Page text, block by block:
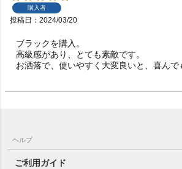
購入者
投稿日 2024/03/20
ブラックを購入。
高級感があり、とても素敵です。
ヘルプ
ご利用ガイド